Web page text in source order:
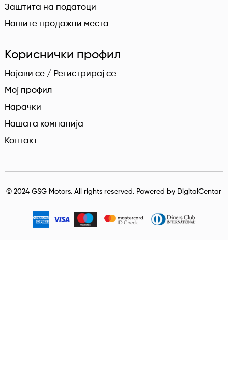
Заштита на податоци
Нашите продажни места
Кориснички профил
Најави се / Регистрирај се
Мој профил
Нарачки
Нашата компанија
Контакт
© 2024 GSG Motors. All rights reserved. Powered by DigitalCentar